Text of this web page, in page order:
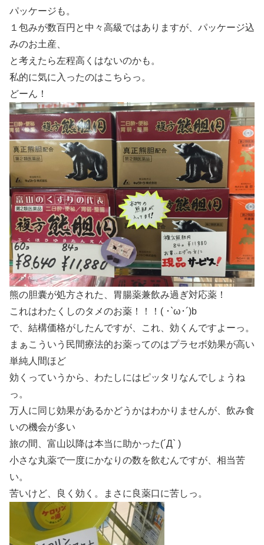
パッケージも。
１包みが数百円と中々高級ではありますが、パッケージ込
みのお土産、
と考えたら左程高くはないのかも。
私的に気に入ったのはこちらっ。
どーん！
熊の胆囊が処方された、胃腸薬兼飲み過ぎ対応薬！
これはわたくしのタメのお薬！！！( ･`ω･´)b
で、結構価格がしたんですが、これ、効くんですよーっ。
まぁこういう民間療法的お薬ってのはプラセボ効果が高い
単純人間ほど
効くっていうから、わたしにはピッタリなんでしょうね
っ。
万人に同じ効果があるかどうかはわかりませんが、飲み食
いの機会が多い
旅の間、富山以降は本当に助かった(´Д` )
小さな丸薬で一度にかなりの数を飲むんですが、相当苦
い。
苦いけど、良く効く。まさに良薬口に苦しっ。